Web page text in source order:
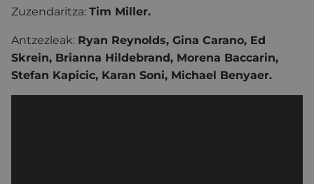
Zuzendaritza: Tim Miller.
Antzezleak: Ryan Reynolds, Gina Carano, Ed
Skrein, Brianna Hildebrand, Morena Baccarin,
Stefan Kapicic, Karan Soni, Michael Benyaer.